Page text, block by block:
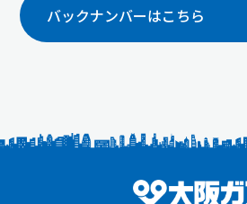
バックナンバーはこちら